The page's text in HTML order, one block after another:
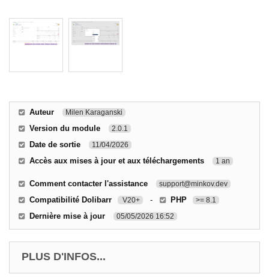
Auteur Milen Karaganski
Version du module 2.0.1
Date de sortie 11/04/2026
Accès aux mises à jour et aux téléchargements 1 an
Comment contacter l'assistance support@minkov.dev
Compatibilité Dolibarr V20+ - PHP >= 8.1
Dernière mise à jour 05/05/2026 16:52
PLUS D'INFOS...